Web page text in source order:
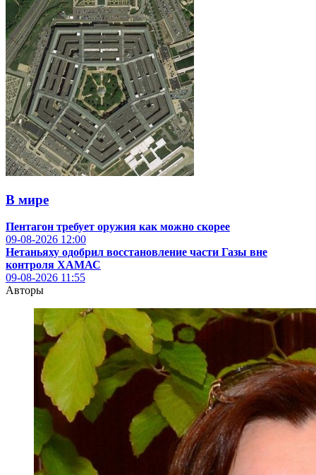
В мире
Пентагон требует оружия как можно скорее
09-08-2026 12:00
Нетаньяху одобрил восстановление части Газы вне
контроля ХАМАС
09-08-2026 11:55
Авторы